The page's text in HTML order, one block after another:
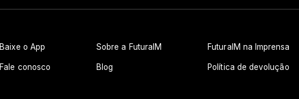
Baixe o App Sobre a FuturaIM FuturaIM na Imprensa
Fale conosco Blog Política de devolução